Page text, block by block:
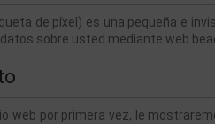
de píxel) es una pequeña e
sobre usted mediante web
web por primera vez, le